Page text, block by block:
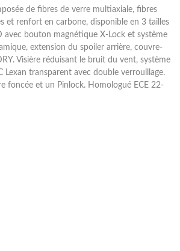
de fibres de verre multiaxiale, fibres
et renfort en carbone, disponible en 3 tailles
avec bouton magnétique X-Lock et système
extension du spoiler arrière, couvre-
Visière réduisant le bruit du vent, système
Lexan transparent avec double verrouillage.
foncée et un Pinlock. Homologué ECE 22-